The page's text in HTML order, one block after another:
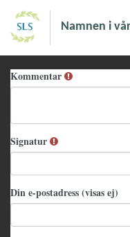
Namnen i
Kommentar
Signatur
Din e-postadress (visas ej)